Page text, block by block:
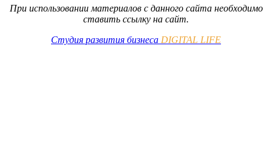
При использовании материалов с данного сайта необходимо
ставить ссылку на сайт.
Студия развития бизнеса DIGITAL LIFE